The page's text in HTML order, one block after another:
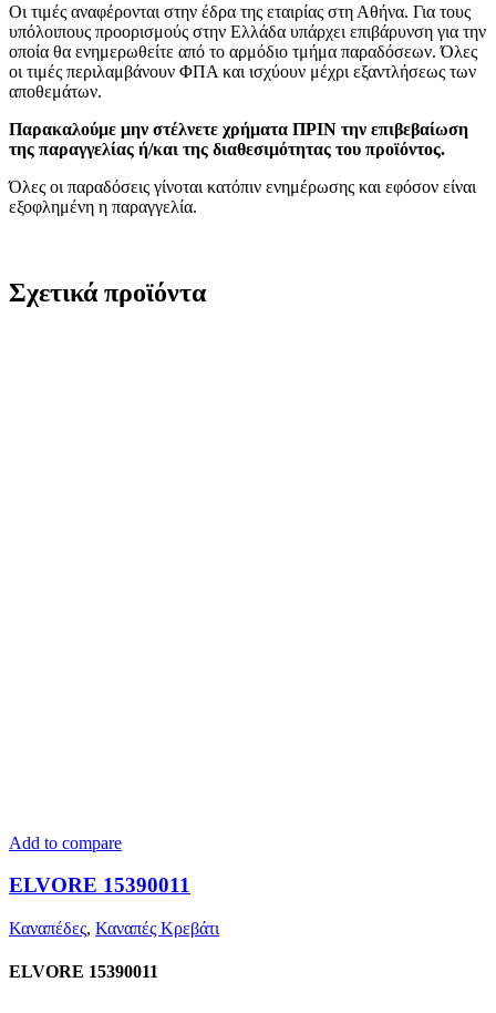
Οι τιμές αναφέρονται στην έδρα της εταιρίας στη Αθήνα. Για τους
υπόλοιπους προορισμούς στην Ελλάδα υπάρχει επιβάρυνση για την
οποία θα ενημερωθείτε από το αρμόδιο τμήμα παραδόσεων. Όλες
οι τιμές περιλαμβάνουν ΦΠΑ και ισχύουν μέχρι εξαντλήσεως των
αποθεμάτων.
Παρακαλούμε μην στέλνετε χρήματα ΠΡΙΝ την επιβεβαίωση
της παραγγελίας ή/και της διαθεσιμότητας του προϊόντος.
Όλες οι παραδόσεις γίνοται κατόπιν ενημέρωσης και εφόσον είναι
εξοφλημένη η παραγγελία.
Σχετικά προϊόντα
Add to compare
ELVORE 15390011
Καναπέδες, Καναπές Κρεβάτι
ELVORE 15390011